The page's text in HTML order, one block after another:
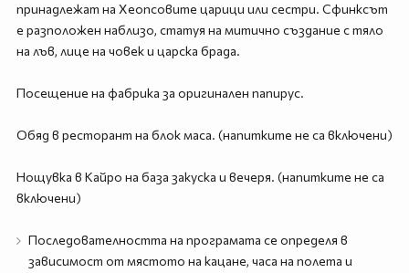
принадлежат на Хеопсовите царици или сестри. Сфинксът
е разположен наблизо, статуя на митично създание с тяло
на лъв, лице на човек и царска брада.
Посещение на фабрика за оригинален папирус.
Обяд в ресторант на блок маса. (напитките не са включени)
Нощувка в Кайро на база закуска и вечеря. (напитките не са
включени)
Последователността на програмата се определя в
зависимост от мястото на кацане, часа на полета и